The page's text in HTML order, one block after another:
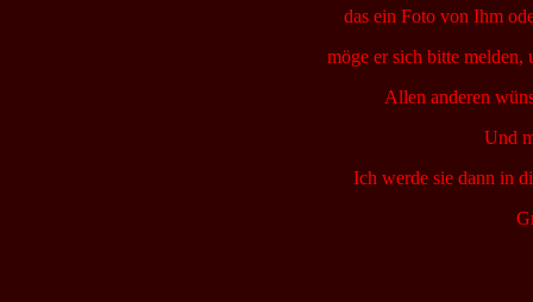
das ein Foto von Ihm
möge er sich bitte melden,
Allen anderen
Und
Ich werde sie dann in